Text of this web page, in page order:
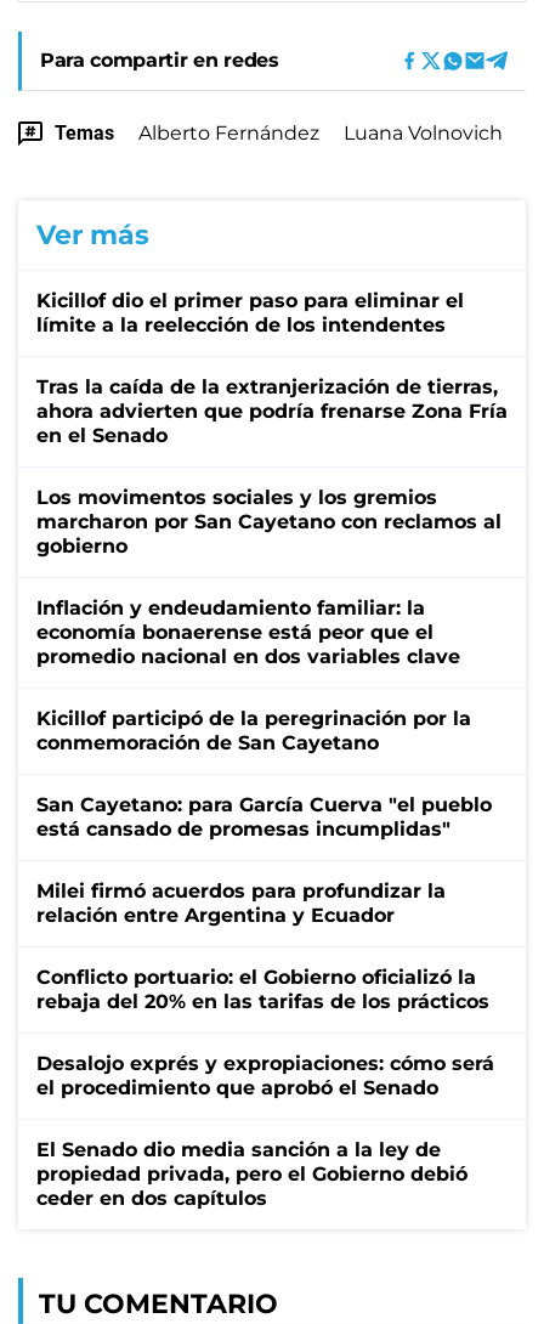
Para compartir en redes
Temas Alberto Fernández Luana Volnovich
Ver más
Kicillof dio el primer paso para eliminar el
límite a la reelección de los intendentes
Tras la caída de la extranjerización de tierras,
ahora advierten que podría frenarse Zona Fría
en el Senado
Los movimentos sociales y los gremios
marcharon por San Cayetano con reclamos al
gobierno
Inflación y endeudamiento familiar: la
economía bonaerense está peor que el
promedio nacional en dos variables clave
Kicillof participó de la peregrinación por la
conmemoración de San Cayetano
San Cayetano: para García Cuerva "el pueblo
está cansado de promesas incumplidas"
Milei firmó acuerdos para profundizar la
relación entre Argentina y Ecuador
Conflicto portuario: el Gobierno oficializó la
rebaja del 20% en las tarifas de los prácticos
Desalojo exprés y expropiaciones: cómo será
el procedimiento que aprobó el Senado
El Senado dio media sanción a la ley de
propiedad privada, pero el Gobierno debió
ceder en dos capítulos
TU COMENTARIO